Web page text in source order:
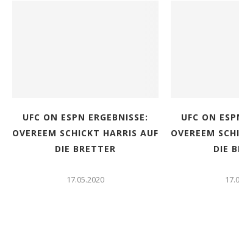
UFC ON ESPN ERGEBNISSE:
OVEREEM SCHICKT HARRIS AUF
DIE BRETTER
17.05.2020
UFC ON
OVEREEM
DIE